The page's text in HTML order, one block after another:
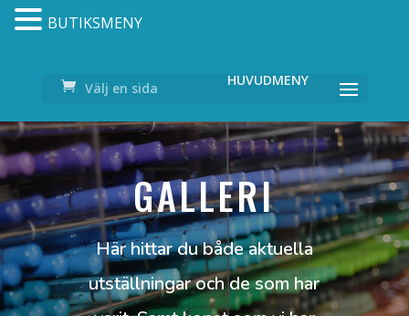
Välj en sida
GALLERI
Här hittar du både aktuella
utställningar och de som har
BUTIKSMENY